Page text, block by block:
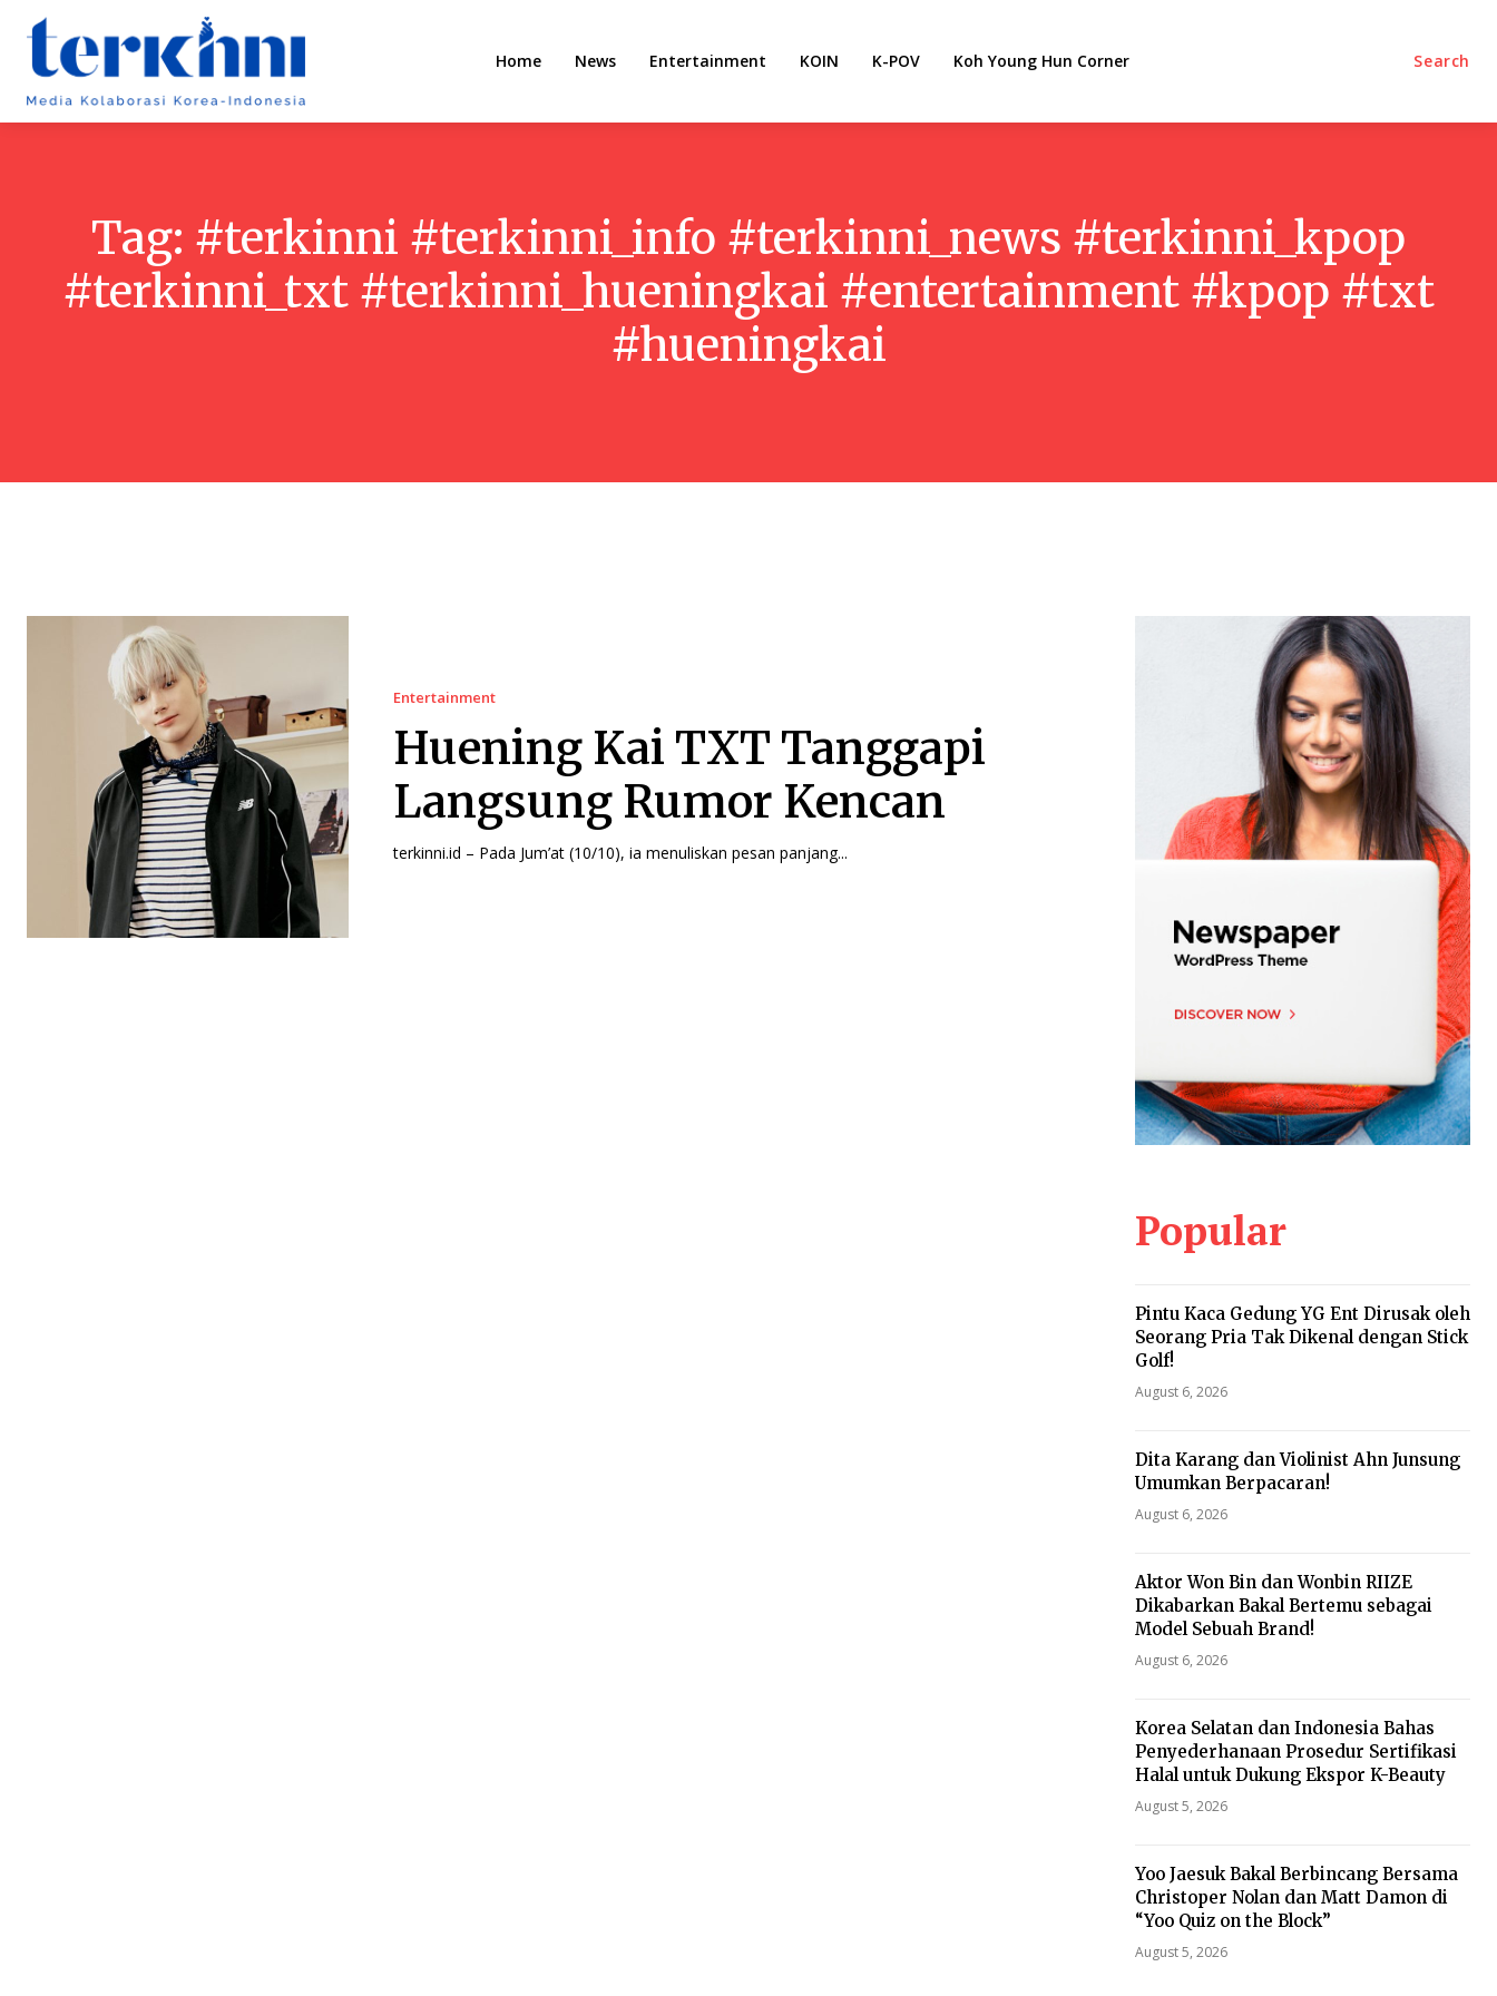
Home News Entertainment KOIN K-POV Koh Young Hun Corner Search
Tag: #terkinni #terkinni_info #terkinni_news #terkinni_kpop
#terkinni_txt #terkinni_hueningkai #entertainment #kpop #txt
#hueningkai
Entertainment
Huening Kai TXT Tanggapi
Langsung Rumor Kencan
terkinni.id – Pada Jum’at (10/10), ia menuliskan pesan panjang...
Popular
Pintu Kaca Gedung YG Ent Dirusak oleh
Seorang Pria Tak Dikenal dengan Stick
Golf!
August 6, 2026
Dita Karang dan Violinist Ahn Junsung
Umumkan Berpacaran!
August 6, 2026
Aktor Won Bin dan Wonbin RIIZE
Dikabarkan Bakal Bertemu sebagai
Model Sebuah Brand!
August 6, 2026
Korea Selatan dan Indonesia Bahas
Penyederhanaan Prosedur Sertifikasi
Halal untuk Dukung Ekspor K-Beauty
August 5, 2026
Yoo Jaesuk Bakal Berbincang Bersama
Christoper Nolan dan Matt Damon di
“Yoo Quiz on the Block”
August 5, 2026